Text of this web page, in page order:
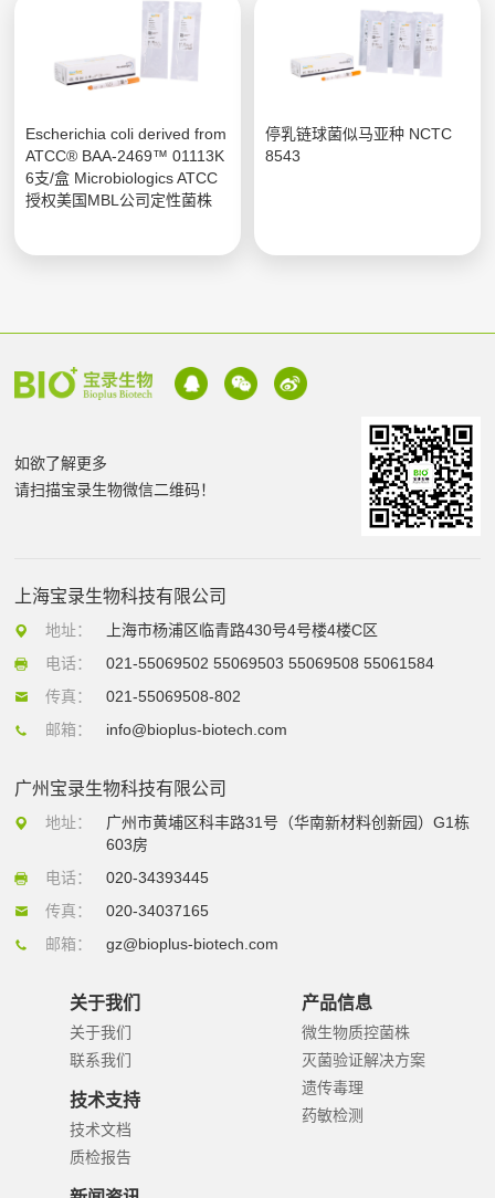
Escherichia coli derived from
ATCC® BAA-2469™ 01113K
6支/盒 Microbiologics ATCC
授权美国MBL公司定性菌株
停乳链球菌似马亚种 NCTC
8543
如欲了解更多
请扫描宝录生物微信二维码！
上海宝录生物科技有限公司
地址：
上海市杨浦区临青路430号4号楼4楼C区
电话：
021-55069502 55069503 55069508 55061584
传真：
021-55069508-802
邮箱：
info@bioplus-biotech.com
广州宝录生物科技有限公司
地址：
广州市黄埔区科丰路31号（华南新材料创新园）G1栋
603房
电话：
020-34393445
传真：
020-34037165
邮箱：
gz@bioplus-biotech.com
关于我们
关于我们
联系我们
技术支持
技术文档
质检报告
产品信息
微生物质控菌株
灭菌验证解决方案
遗传毒理
药敏检测